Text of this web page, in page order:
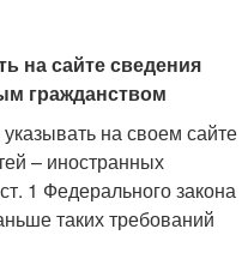
на сайте сведения
гражданством
на своем сайте
– иностранных
ст. 1 Федерального закона
таких требований